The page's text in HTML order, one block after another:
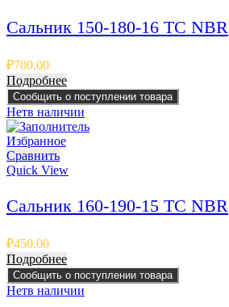
Сальник 150-180-16 TC NBR
₽700.00
Подробнее
Сообщить о поступлении товара
Нетв наличии
Избранное
Сравнить
Quick View
Сальник 160-190-15 TC NBR
₽450.00
Подробнее
Сообщить о поступлении товара
Нетв наличии